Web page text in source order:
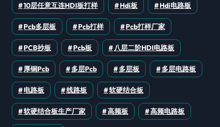
10层任意互连HDI板打样 Hdi板 Hdi电路板
Pcb多层板 Pcb打样 Pcb打样厂家
PCB抄板 Pcb板 八层二阶HDI电路板
厚铜pcb 多层pcb 多层板 多层电路板
电路板 线路板 软硬结合板
软硬结合板生产厂家 高频板 高频电路板